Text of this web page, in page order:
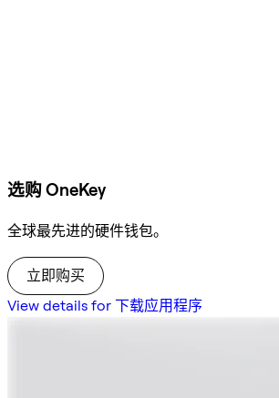
选购 OneKey
全球最先进的硬件钱包。
立即购买
View details for 下载应用程序